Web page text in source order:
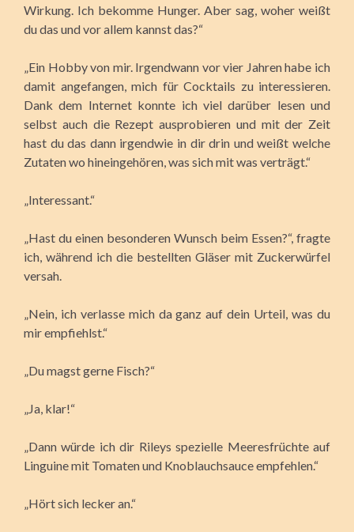
Wirkung. Ich bekomme Hunger. Aber sag, woher weißt
du das und vor allem kannst das?“
„Ein Hobby von mir. Irgendwann vor vier Jahren habe ich
damit angefangen, mich für Cocktails zu interessieren.
Dank dem Internet konnte ich viel darüber lesen und
selbst auch die Rezept ausprobieren und mit der Zeit
hast du das dann irgendwie in dir drin und weißt welche
Zutaten wo hineingehören, was sich mit was verträgt.“
„Interessant.“
„Hast du einen besonderen Wunsch beim Essen?“, fragte
ich, während ich die bestellten Gläser mit Zuckerwürfel
versah.
„Nein, ich verlasse mich da ganz auf dein Urteil, was du
mir empfiehlst.“
„Du magst gerne Fisch?“
„Ja, klar!“
„Dann würde ich dir Rileys spezielle Meeresfrüchte auf
Linguine mit Tomaten und Knoblauchsauce empfehlen.“
„Hört sich lecker an.“